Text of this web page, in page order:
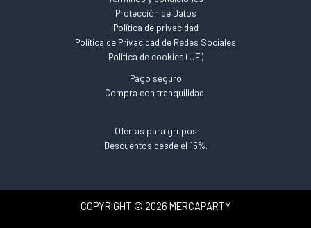
Protección de Datos
Política de privacidad
Política de Privacidad de Redes Sociales
Política de cookies (UE)
Pago seguro
Compra con tranquilidad.
Ofertas para grupos
Descuentos desde el 15%.
COPYRIGHT © 2026 MERCAPARTY